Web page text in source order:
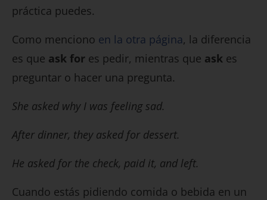
práctica puedes.
Como menciono en la otra página, la diferencia
es que ask for es pedir, mientras que ask es
preguntar o hacer una pregunta.
She asked why I was feeling sad.
After dinner, they asked for dessert.
He asked for the check, paid it, and left.
Cuando estás pidiendo comida o bebida en un